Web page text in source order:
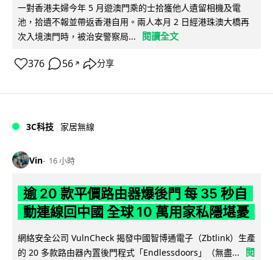
一對香港夫婦今年 5 月遊澳門乘的士拾獲他人遺留相機及電
池，拾遺不報並帶返香港自用。兩人本月 2 日經港珠澳大橋再
次入境澳門時，被治安警察局...
閱讀全文
376 56 ↗ 分享
3C科技 家居無線
Vin 16 小時
逾 20 款平價路由器爆後門 每 35 秒自
動連線回中國 全球 10 萬用家私隱堪憂
網絡安全公司 VulnCheck 揭發中國智博通電子（Zbtlink）生產
的 20 多款路由器內置後門程式「Endlessdoors」（無盡...
閱